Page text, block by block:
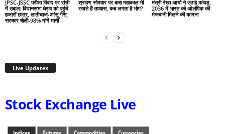
JPSC-JSSC परीक्षा विवाद पर रांची
में उबाल: विधानसभा घेराव को पहुंचे
हजारों छात्र, लाठीचार्ज-आंसू गैस;
सरकार बोली-98% मांगें मानीं
श्रावण सोमवार पर बाबा महाकाल भी
रखते हैं उपवास, कब लगता है भोग?
मंत्री रेखा आर्या ने उठाई कांवड़,
2036 में भारत को ओलंपिक की
मेजबानी मिलने की कामना
Live Updates
Stock Exchange Live